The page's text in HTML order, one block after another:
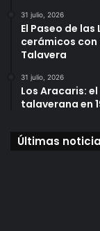
31 julio, 2026
El Paseo de
cerámicos
Talavera
31 julio, 2026
Los Aracaris:
talaverana en
Últimas